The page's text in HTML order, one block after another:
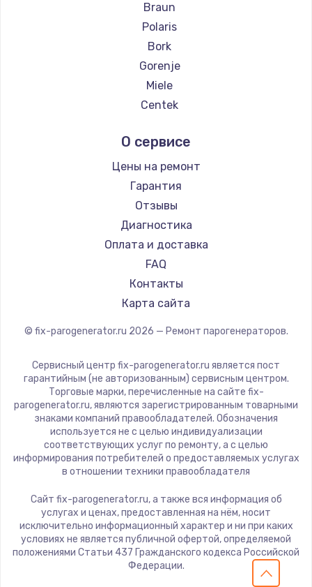
Braun
Polaris
Bork
Gorenje
Miele
Centek
Hotpoint Ariston
DELTA
Chayka
Beko
Vivitek
RED solution
О сервисе
Цены на ремонт
Гарантия
Отзывы
Диагностика
Оплата и доставка
FAQ
Контакты
Карта сайта
© fix-parogenerator.ru 2026 — Ремонт парогенераторов.
Сервисный центр fix-parogenerator.ru является пост
гарантийным (не авторизованным) сервисным центром.
Торговые марки, перечисленные на сайте fix-
parogenerator.ru, являются зарегистрированным товарными
знаками компаний правообладателей. Обозначения
используется не с целью индивидуализации
соответствующих услуг по ремонту, а с целью
информирования потребителей о предоставляемых услугах
в отношении техники правообладателя
Сайт fix-parogenerator.ru, а также вся информация об
услугах и ценах, предоставленная на нём, носит
исключительно информационный характер и ни при каких
условиях не является публичной офертой, определяемой
положениями Статьи 437 Гражданского кодекса Российской
Федерации.